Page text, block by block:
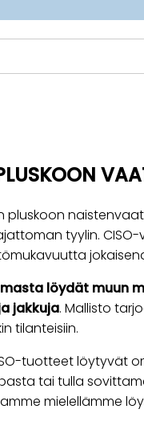
tyylin.
löydät muun
jakkuja. Mallisto
tilanteisiin.
tuotteet löytyvät
tai tulla
mielellämme